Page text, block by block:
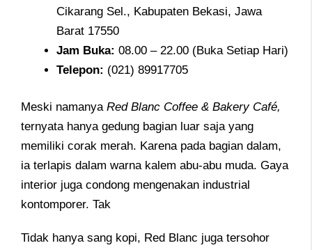
Cikarang Sel., Kabupaten Bekasi, Jawa
Barat 17550
Jam Buka: 08.00 – 22.00 (Buka Setiap Hari)
Telepon: (021) 89917705
Meski namanya Red Blanc Coffee & Bakery Café,
ternyata hanya gedung bagian luar saja yang
memiliki corak merah. Karena pada bagian dalam,
ia terlapis dalam warna kalem abu-abu muda. Gaya
interior juga condong mengenakan industrial
kontomporer. Tak
Tidak hanya sang kopi, Red Blanc juga tersohor